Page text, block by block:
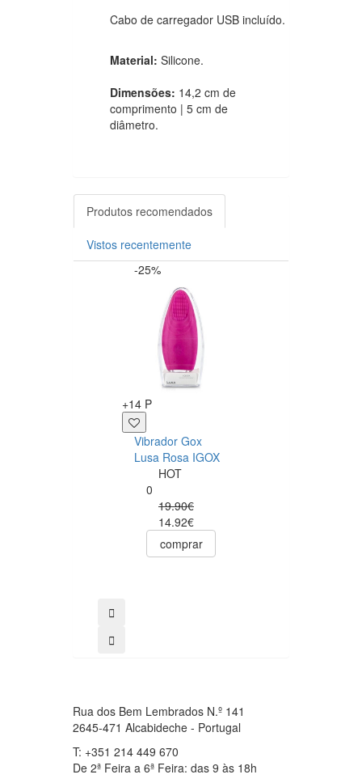
Cabo de carregador USB incluído.
Material: Silicone.
Dimensões: 14,2 cm de
comprimento | 5 cm de
diâmetro.
Produtos recomendados
Vistos recentemente
-25%
+14 P
Vibrador Gox
Lusa Rosa IGOX
HOT
0
19.90€
14.92€
comprar
Rua dos Bem Lembrados N.º 141
2645-471 Alcabideche - Portugal
T: +351 214 449 670
De 2ª Feira a 6ª Feira: das 9 às 18h